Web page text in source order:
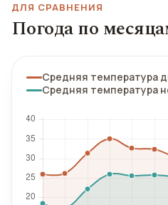
ДЛЯ СРАВНЕНИЯ
Погода по
Средняя температура
Средняя температура